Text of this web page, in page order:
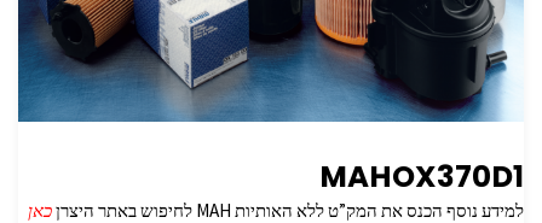
MAHOX370D1
למידע נוסף הכנס את המק”ט ללא האותיות MAH לחיפוש באתר היצרן כאן